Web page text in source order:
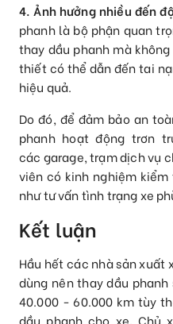
4. Ảnh hưởng nhiều đến
phanh là bộ phận quan
thay dầu phanh mà
thiết có thể dẫn đến tai
hiệu quả.
Do đó, để đảm bảo an
phanh hoạt động trơn
các garage, trạm dịch vụ
viên có kinh nghiệm
như tư vấn tình trạng xe
Kết luận
Hầu hết các nhà sản xuất
dùng nên thay dầu
40.000 - 60.000 km tùy
dầu phanh cho xe. Chủ